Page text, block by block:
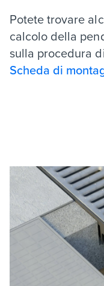
Potete trovare
calcolo della
sulla procedura
Scheda di